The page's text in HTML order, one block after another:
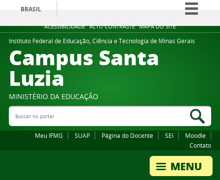
ACESSIBILIDADE ALTO CONTRASTE MAPA DO SITE
BRASIL
Simplifique!
Comunica BR
Participe
Instituto Federal de Educação, Ciência e Tecnologia de Minas Gerais
Campus Santa
Luzia
MINISTÉRIO DA EDUCAÇÃO
Buscar no portal
Meu IFMG SUAP Página do Docente SEI
Moodle
Contato